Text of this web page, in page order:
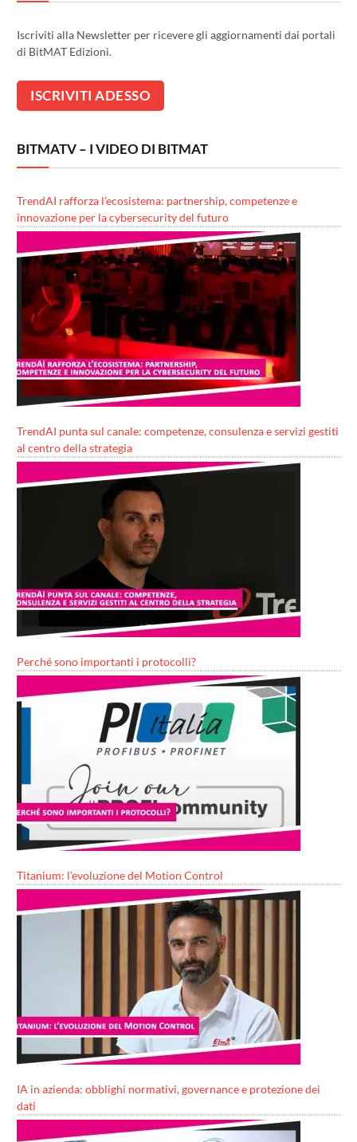
Iscriviti alla Newsletter per ricevere gli aggiornamenti dai portali
di BitMAT Edizioni.
BITMATV – I VIDEO DI BITMAT
TrendAI rafforza l’ecosistema: partnership, competenze e
innovazione per la cybersecurity del futuro
TrendAI punta sul canale: competenze, consulenza e servizi gestiti
al centro della strategia
Perché sono importanti i protocolli?
Titanium: l’evoluzione del Motion Control
IA in azienda: obblighi normativi, governance e protezione dei
dati